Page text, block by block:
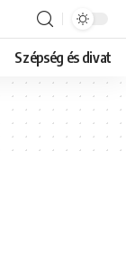
Szépség és divat